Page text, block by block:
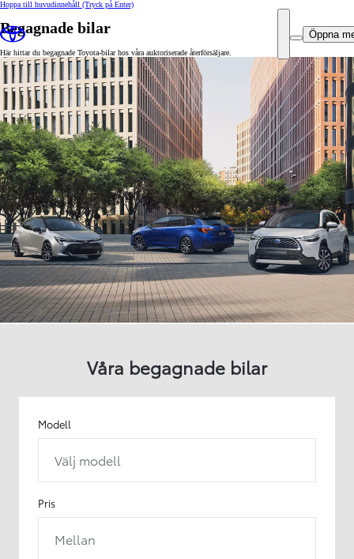
Hoppa till huvudinnehåll (Tryck på Enter)
Öppna
Begagnade bilar
Här hittar du begagnade Toyota-bilar hos våra auktoriserade återförsäljare.
Våra begagnade bilar
Modell
Välj modell
Pris
Mellan